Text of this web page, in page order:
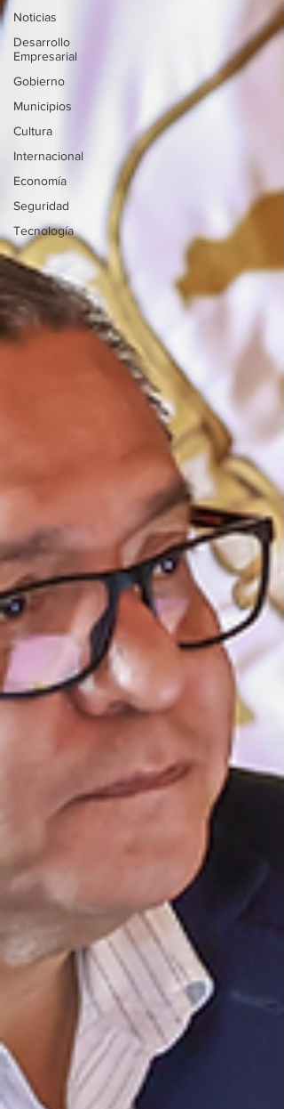
Noticias
Desarrollo
Empresarial
Gobierno
Municipios
Cultura
Internacional
Economía
Seguridad
Tecnología